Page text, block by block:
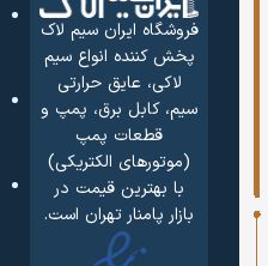
فروشگاه ایران سیم لاک
پخش کننده انواع سیم
لاکی، عایق حرارتی
سیم، کابل برق، پمپ و
قطعات پمپ
(موتورهای الکتریکی)
با بهترین قیمت در
بازار پامنار تهران است.